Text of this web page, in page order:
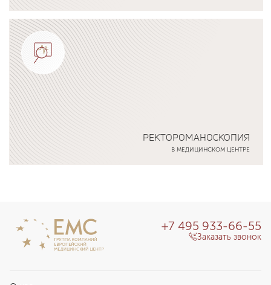
Подробнее о программе
РЕКТОРОМАНОСКОПИЯ
В МЕДИЦИНСКОМ ЦЕНТРЕ
+7 495 933-66-55
Заказать звонок